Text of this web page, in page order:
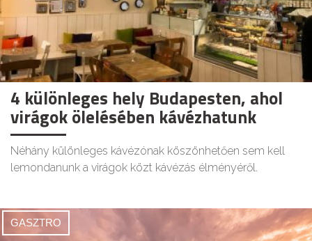
4 különleges hely Budapesten, ahol
virágok ölelésében kávézhatunk
Néhány különleges kávézónak köszönhetően sem kell
lemondanunk a virágok közt kávézás élményéről.
GASZTRO